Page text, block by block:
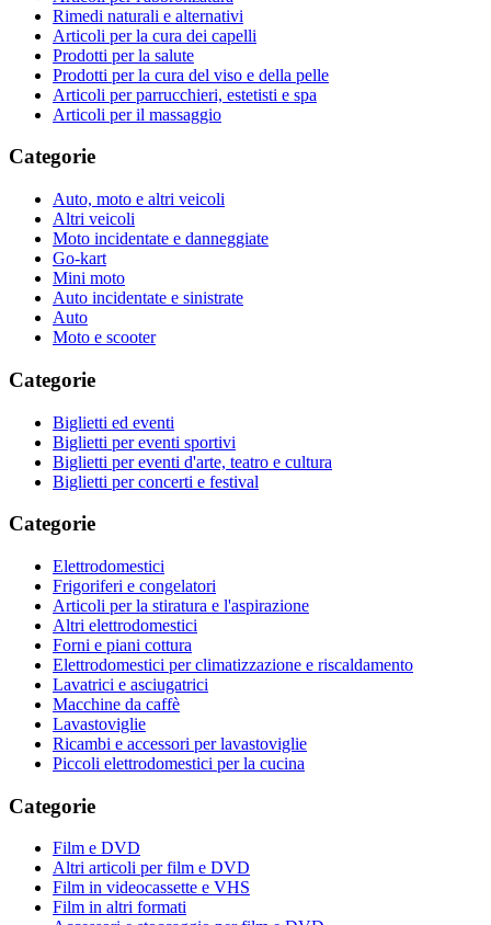
Rimedi naturali e alternativi
Articoli per la cura dei capelli
Prodotti per la salute
Prodotti per la cura del viso e della pelle
Articoli per parrucchieri, estetisti e spa
Articoli per il massaggio
Categorie
Auto, moto e altri veicoli
Altri veicoli
Moto incidentate e danneggiate
Go-kart
Mini moto
Auto incidentate e sinistrate
Auto
Moto e scooter
Categorie
Biglietti ed eventi
Biglietti per eventi sportivi
Biglietti per eventi d'arte, teatro e cultura
Biglietti per concerti e festival
Categorie
Elettrodomestici
Frigoriferi e congelatori
Articoli per la stiratura e l'aspirazione
Altri elettrodomestici
Forni e piani cottura
Elettrodomestici per climatizzazione e riscaldamento
Lavatrici e asciugatrici
Macchine da caffè
Lavastoviglie
Ricambi e accessori per lavastoviglie
Piccoli elettrodomestici per la cucina
Categorie
Film e DVD
Altri articoli per film e DVD
Film in videocassette e VHS
Film in altri formati